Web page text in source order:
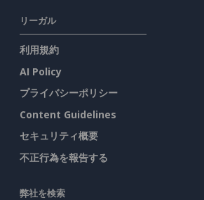
リーガル
利用規約
AI Policy
プライバシーポリシー
Content Guidelines
セキュリティ概要
不正行為を報告する
弊社を検索